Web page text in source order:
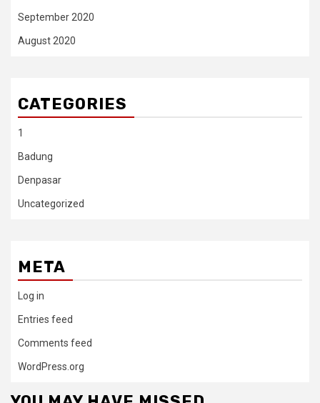
September 2020
August 2020
CATEGORIES
1
Badung
Denpasar
Uncategorized
META
Log in
Entries feed
Comments feed
WordPress.org